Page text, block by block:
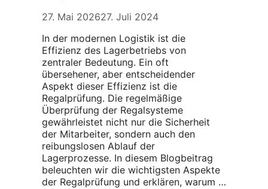
27. Mai 202627. Juli 2024
In der modernen Logistik ist die
Effizienz des Lagerbetriebs von
zentraler Bedeutung. Ein oft
übersehener, aber entscheidender
Aspekt dieser Effizienz ist die
Regalprüfung. Die regelmäßige
Überprüfung der Regalsysteme
gewährleistet nicht nur die Sicherheit
der Mitarbeiter, sondern auch den
reibungslosen Ablauf der
Lagerprozesse. In diesem Blogbeitrag
beleuchten wir die wichtigsten Aspekte
der Regalprüfung und erklären, warum …